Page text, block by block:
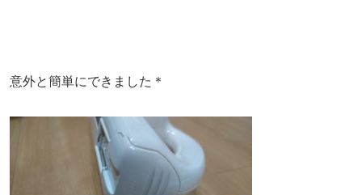
意外と簡単にできました＊